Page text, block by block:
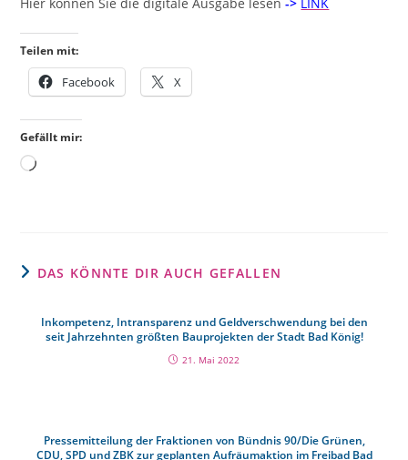
Teilen mit:
Facebook X
Gefällt mir:
DAS KÖNNTE DIR AUCH GEFALLEN
Inkompetenz, Intransparenz und Geldverschwendung bei den
seit Jahrzehnten größten Bauprojekten der Stadt Bad König!
21. Mai 2022
Pressemitteilung der Fraktionen von Bündnis 90/Die Grünen,
CDU, SPD und ZBK zur geplanten Aufräumaktion im Freibad Bad